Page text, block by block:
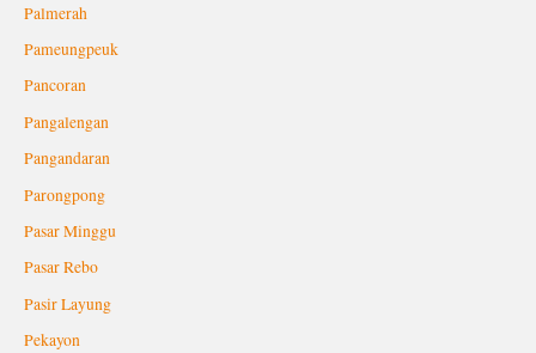
Palmerah
Pameungpeuk
Pancoran
Pangalengan
Pangandaran
Parongpong
Pasar Minggu
Pasar Rebo
Pasir Layung
Pekayon